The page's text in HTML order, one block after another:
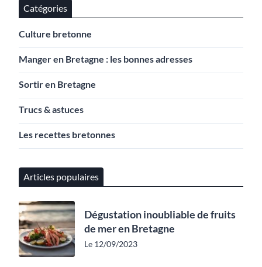
Catégories
Culture bretonne
Manger en Bretagne : les bonnes adresses
Sortir en Bretagne
Trucs & astuces
Les recettes bretonnes
Articles populaires
Dégustation inoubliable de fruits
de mer en Bretagne
Le 12/09/2023